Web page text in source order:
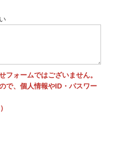
ォームではございません。
で、個人情報やID・パスワー